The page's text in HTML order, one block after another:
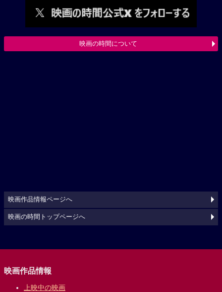
映画の時間について
映画作品情報ページへ
映画の時間トップページへ
映画作品情報
上映中の映画